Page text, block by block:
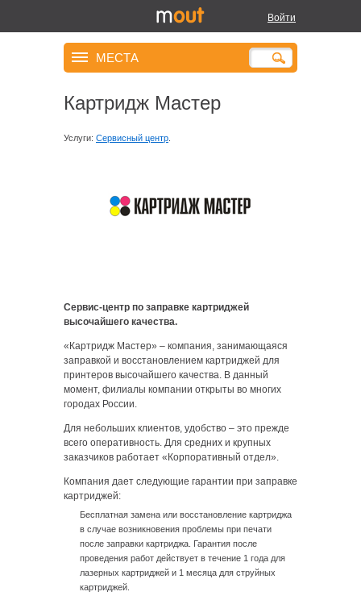
Войти
МЕСТА
Картридж Мастер
Услуги: Сервисный центр
Сервис-центр по заправке картриджей
высочайшего качества.
«Картридж Мастер» – компания, занимающаяся
заправкой и восстановлением картриджей для
принтеров высочайшего качества. В данный
момент, филиалы компании открыты во многих
городах России.
Для небольших клиентов, удобство – это прежде
всего оперативность. Для средних и крупных
заказчиков работает «Корпоративный отдел».
Компания дает следующие гарантии при заправке
картриджей:
Бесплатная замена или восстановление картриджа
в случае возникновения проблемы при печати
после заправки картриджа. Гарантия после
проведения работ действует в течение 1 года для
лазерных картриджей и 1 месяца для струйных
картриджей.